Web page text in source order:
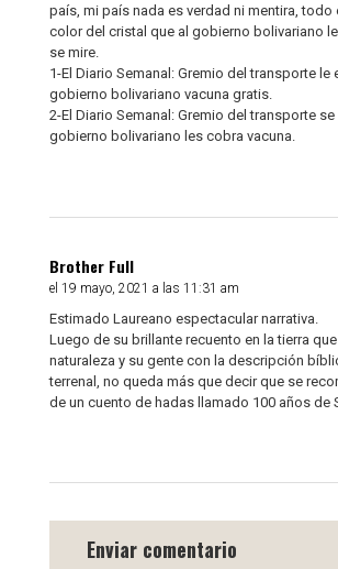
país, mi país nada es verdad ni mentira, todo
color del cristal que al gobierno bolivariano
se mire.
1-El Diario Semanal: Gremio del transporte le
gobierno bolivariano vacuna gratis.
2-El Diario Semanal: Gremio del transporte se
gobierno bolivariano les cobra vacuna.
Brother Full
el 19 mayo, 2021 a las 11:31 am
Estimado Laureano espectacular narrativa.
Luego de su brillante recuento en la tierra
naturaleza y su gente con la descripción
terrenal, no queda más que decir que se
de un cuento de hadas llamado 100 años de
Enviar comentario